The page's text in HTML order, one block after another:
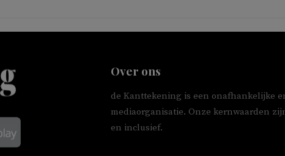
Over ons
de Kanttekening is een onafhankelijke
mediaorganisatie. Onze kernwaarden
en inclusief.